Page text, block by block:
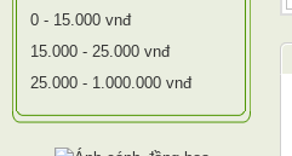
0 - 15.000 vnđ
15.000 - 25.000 vnđ
25.000 - 1.000.000 vnđ